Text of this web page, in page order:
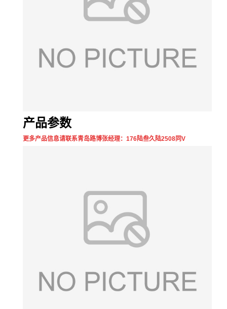
产品参数
更多产品信息请联系青岛路博张经理：176陆叁久陆2508同V